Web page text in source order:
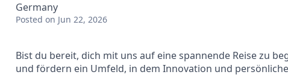
Germany
Posted on Jun 22, 2026
Bist du bereit, dich mit uns auf eine spannende Reise zu
und fördern ein Umfeld, in dem Innovation und